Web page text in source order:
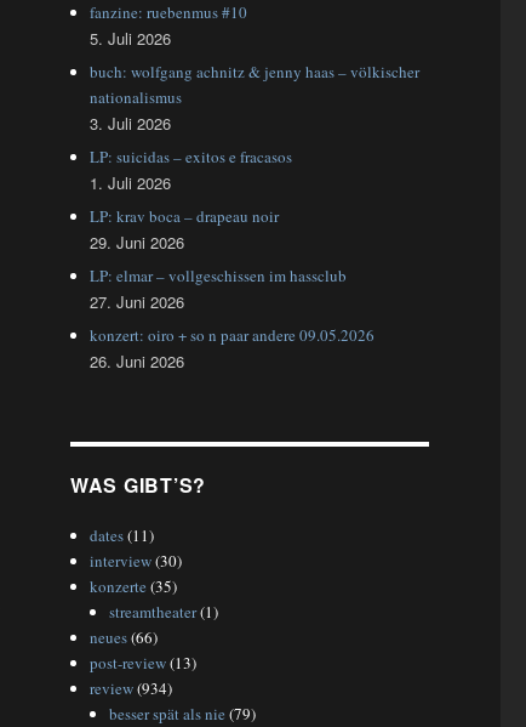
fanzine: ruebenmus #10
5. Juli 2026
buch: wolfgang achnitz & jenny haas – völkischer
nationalismus
3. Juli 2026
LP: suicidas – exitos e fracasos
1. Juli 2026
LP: krav boca – drapeau noir
29. Juni 2026
LP: elmar – vollgeschissen im hassclub
27. Juni 2026
konzert: oiro + so n paar andere 09.05.2026
26. Juni 2026
WAS GIBT’S?
dates(11)
interview(30)
konzerte (35)
streamtheater(1)
neues(66)
post-review(13)
review(934)
besser spät als nie (79)